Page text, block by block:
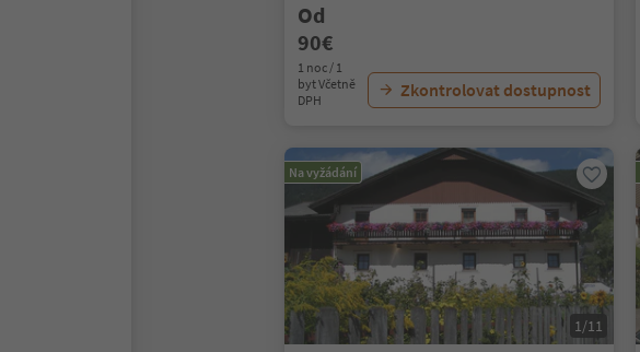
Od
90€
1 noc / 1
byt Včetně
DPH
Zkontrolovat dostupnost
Na vyžádání
1/11